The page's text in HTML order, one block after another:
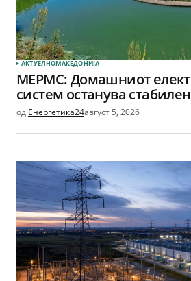
АКТУЕЛНОМАКЕДОНИЈА
МЕРМС: Домашниот
систем останува
од Енергетика24август 5, 2026